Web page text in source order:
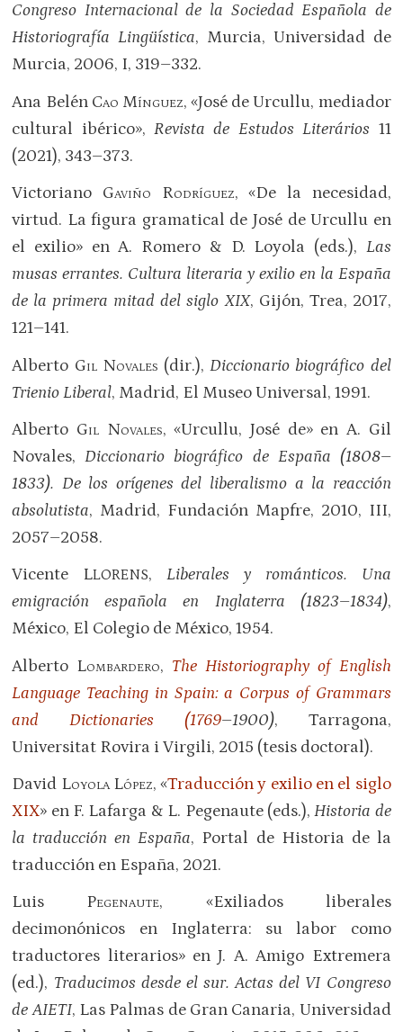
Congreso Internacional de la Sociedad Española de
Historiografía Lingüística, Murcia, Universidad de
Murcia, 2006, I, 319–332.
Ana Belén Cao Mínguez, «José de Urcullu, mediador
cultural ibérico»,Revista de Estudos Literários 11
(2021), 343–373.
Victoriano Gaviño Rodríguez, «De la necesidad,
virtud. La figura gramatical de José de Urcullu en
el exilio» en A. Romero & D. Loyola (eds.), Las
musas errantes. Cultura literaria y exilio en la España
de la primera mitad del siglo XIX, Gijón, Trea, 2017,
121–141.
Alberto Gil Novales (dir.),Diccionario biográfico del
Trienio Liberal, Madrid, El Museo Universal, 1991.
Alberto Gil Novales, «Urcullu, José de» en A. Gil
Novales,Diccionario biográfico de España (1808–
1833). De los orígenes del liberalismo a la reacción
absolutista, Madrid, Fundación Mapfre, 2010, III,
2057–2058.
Vicente LLORENS,Liberales y románticos. Una
emigración española en Inglaterra (1823–1834),
México, El Colegio de México, 1954.
Alberto Lombardero, The Historiography of English
Language Teaching in Spain: a Corpus of Grammars
and Dictionaries (1769–1900), Tarragona,
Universitat Rovira i Virgili, 2015 (tesis doctoral).
David Loyola López, «Traducción y exilio en el siglo
XIX» en F. Lafarga & L. Pegenaute (eds.),Historia de
la traducción en España, Portal de Historia de la
traducción en España, 2021.
Luis Pegenaute, «Exiliados liberales
decimonónicos en Inglaterra: su labor como
traductores literarios» en J. A. Amigo Extremera
(ed.), Traducimos desde el sur. Actas del VI Congreso
de AIETI, Las Palmas de Gran Canaria, Universidad